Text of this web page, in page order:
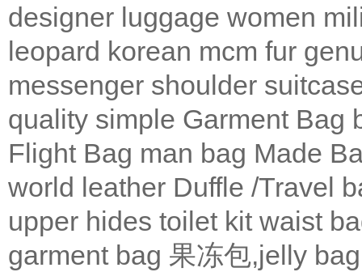
designer luggage women
leopard korean mcm fur
messenger shoulder
quality simple Garment Bag
Flight Bag man bag Made
world leather Duffle /Travel
upper hides toilet kit waist
garment bag 果冻包,jelly bag